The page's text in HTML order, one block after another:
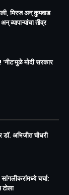
मिरज अन् कुपवाड
व्यापाऱ्यांचा तीव्र
'नीट'मुळे मोदी सरकार
डॉ. अभिजीत चौधरी
चर्चा;
टोला